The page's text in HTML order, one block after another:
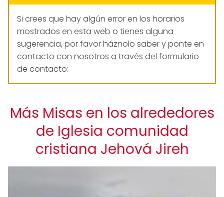
Si crees que hay algún error en los horarios
mostrados en esta web o tienes alguna
sugerencia, por favor háznolo saber y ponte en
contacto con nosotros a través del formulario
de contacto:
Más Misas en los alrededores
de Iglesia comunidad
cristiana Jehová Jireh